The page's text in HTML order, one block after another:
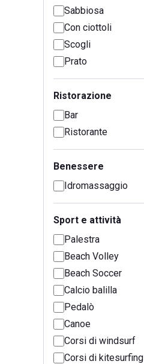
Sabbiosa
Con ciottoli
Scogli
Prato
Ristorazione
Bar
Ristorante
Benessere
Idromassaggio
Sport e attività
Palestra
Beach Volley
Beach Soccer
Calcio balilla
Pedalò
Canoe
Corsi di windsurf
Corsi di kitesurfing